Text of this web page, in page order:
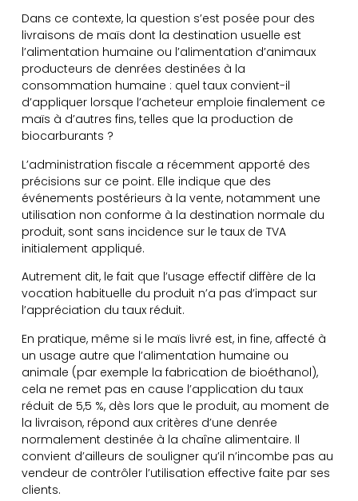
Dans ce contexte, la question s’est posée pour des
livraisons de maïs dont la destination usuelle est
l’alimentation humaine ou l’alimentation d’animaux
producteurs de denrées destinées à la
consommation humaine : quel taux convient-il
d’appliquer lorsque l’acheteur emploie finalement ce
maïs à d’autres fins, telles que la production de
biocarburants ?
L’administration fiscale a récemment apporté des
précisions sur ce point. Elle indique que des
événements postérieurs à la vente, notamment une
utilisation non conforme à la destination normale du
produit, sont sans incidence sur le taux de TVA
initialement appliqué.
Autrement dit, le fait que l’usage effectif diffère de la
vocation habituelle du produit n’a pas d’impact sur
l’appréciation du taux réduit.
En pratique, même si le maïs livré est, in fine, affecté à
un usage autre que l’alimentation humaine ou
animale (par exemple la fabrication de bioéthanol),
cela ne remet pas en cause l’application du taux
réduit de 5,5 %, dès lors que le produit, au moment de
la livraison, répond aux critères d’une denrée
normalement destinée à la chaîne alimentaire. Il
convient d’ailleurs de souligner qu’il n’incombe pas au
vendeur de contrôler l’utilisation effective faite par ses
clients.